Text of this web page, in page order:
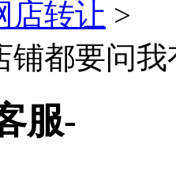
店转让 >
铺都要问